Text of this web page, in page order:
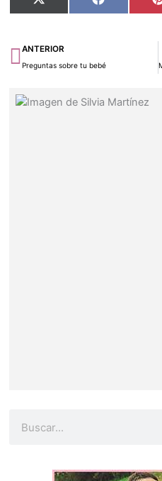
en
X
(Twitter) en
Facebook
Ant
ANTERIOR
Preguntas sobre tu bebé